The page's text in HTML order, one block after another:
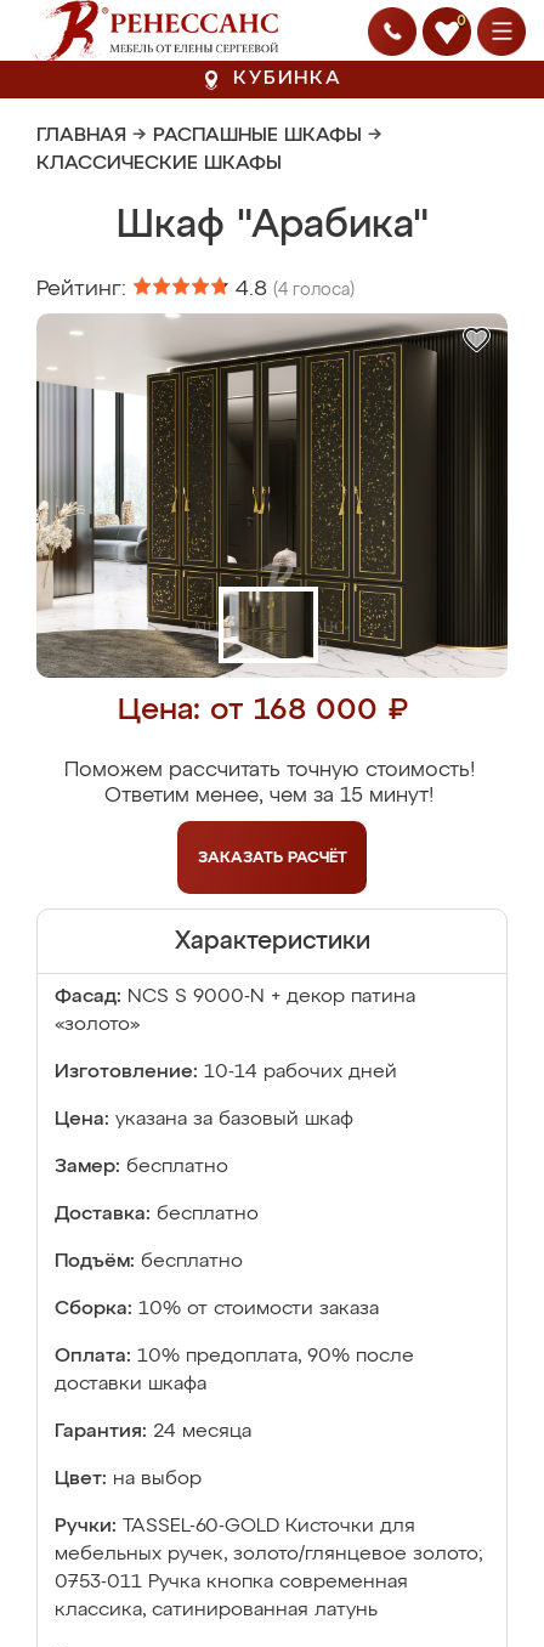
0
КУБИНКА
ГЛАВНАЯ → РАСПАШНЫЕ ШКАФЫ →
КЛАССИЧЕСКИЕ ШКАФЫ
Шкаф "Арабика"
Рейтинг: 4.8 (4 голоса)
Цена: от 168 000 ₽
Поможем рассчитать точную стоимость!
Ответим менее, чем за 15 минут!
ЗАКАЗАТЬ РАСЧЁТ
Характеристики
Фасад: NCS S 9000-N + декор патина
«золото»
Изготовление: 10-14 рабочих дней
Цена: указана за базовый шкаф
Замер: бесплатно
Доставка: бесплатно
Подъём: бесплатно
Сборка: 10% от стоимости заказа
Оплата: 10% предоплата, 90% после
доставки шкафа
Гарантия: 24 месяца
Цвет: на выбор
Ручки:
TASSEL-60-GOLD Кисточки для
мебельных ручек, золото/глянцевое золото;
0753-011 Ручка кнопка современная
классика, сатинированная латунь